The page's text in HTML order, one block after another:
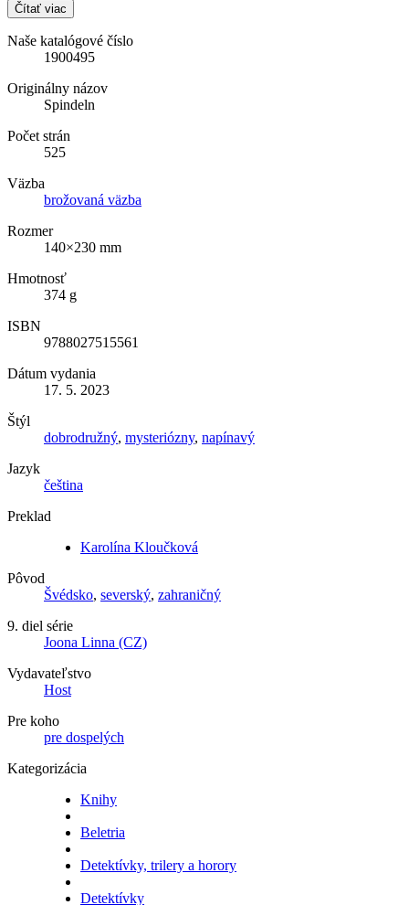
Čítať viac
Naše katalógové číslo
1900495
Originálny názov
Spindeln
Počet strán
525
Väzba
brožovaná väzba
Rozmer
140×230 mm
Hmotnosť
374 g
ISBN
9788027515561
Dátum vydania
17. 5. 2023
Štýl
dobrodružný, mysteriózny, napínavý
Jazyk
čeština
Preklad
Karolína Kloučková
Pôvod
Švédsko, severský, zahraničný
9. diel série
Joona Linna (CZ)
Vydavateľstvo
Host
Pre koho
pre dospelých
Kategorizácia
Knihy
Beletria
Detektívky, trilery a horory
Detektívky